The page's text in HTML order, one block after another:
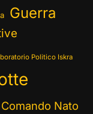
Guerra
Politico Iskra
Nato